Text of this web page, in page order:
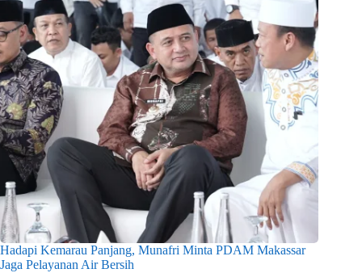
Hadapi Kemarau Panjang, Munafri Minta PDAM Makassar
Jaga Pelayanan Air Bersih